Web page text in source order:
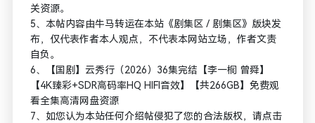
关资源。
5、本帖内容由牛马转运在本站《剧集区 / 剧集区》版块发
布，仅代表作者本人观点，不代表本网站立场，作者文责
自负。
6、【国剧】云秀行（2026）36集完结【李一桐 曾舜】
【4K臻彩+SDR高码率HQ HIFI音效】【共266GB】免费观
看全集高清网盘资源
7、如您认为本站任何介绍帖侵犯了您的合法版权，请点击